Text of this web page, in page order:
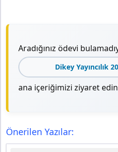
Aradığınız ödevi
Dikey Yayıncılık
ana içeriğimizi ziyaret
Önerilen Yazılar: